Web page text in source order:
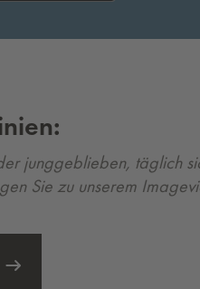
junggeblieben, täglich
Sie zu unserem